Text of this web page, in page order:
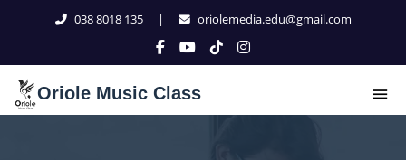
038 8018 135 | oriolemedia.edu@gmail.com
Oriole Music Class